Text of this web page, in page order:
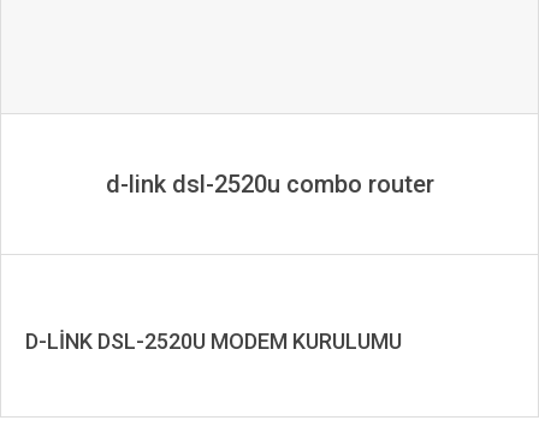
d-link dsl-2520u combo router
D-LİNK DSL-2520U MODEM KURULUMU